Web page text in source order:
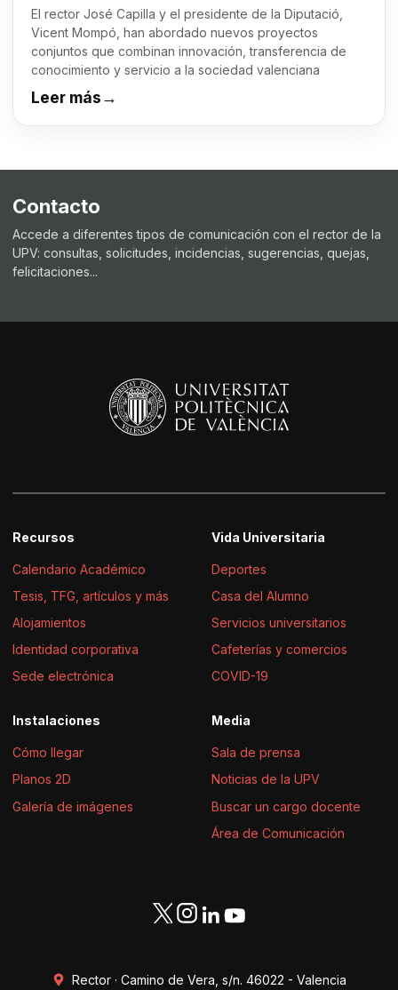
El rector José Capilla y el presidente de la Diputació,
Vicent Mompó, han abordado nuevos proyectos
conjuntos que combinan innovación, transferencia de
conocimiento y servicio a la sociedad valenciana
Leer más→
Contacto
Accede a diferentes tipos de comunicación con el rector de la
UPV: consultas, solicitudes, incidencias, sugerencias, quejas,
felicitaciones...
Recursos
Calendario Académico
Tesis, TFG, artículos y más
Alojamientos
Identidad corporativa
Sede electrónica
Vida Universitaria
Deportes
Casa del Alumno
Servicios universitarios
Cafeterías y comercios
COVID-19
Instalaciones
Cómo llegar
Planos 2D
Galería de imágenes
Media
Sala de prensa
Noticias de la UPV
Buscar un cargo docente
Área de Comunicación
Rector · Camino de Vera, s/n. 46022 - Valencia